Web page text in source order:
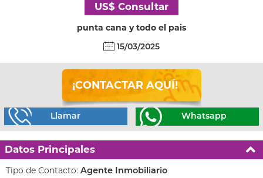
US$ Consultar
punta cana y todo el pais
15/03/2025
¡CONTACTAR AQUÍ!
Llamar Whatsapp
Datos Principales
Tipo de Contacto: Agente Inmobiliario